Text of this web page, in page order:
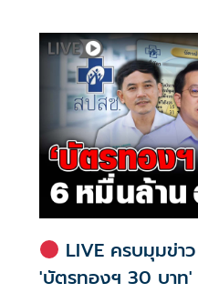
LIVE ครบมุมข่า
'บัตรทองฯ 30 บาท'